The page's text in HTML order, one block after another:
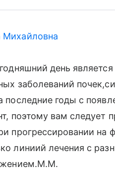
день
заболеваний
последние годы с
поэтому вам следует
прогрессировании на
линиий лечения с